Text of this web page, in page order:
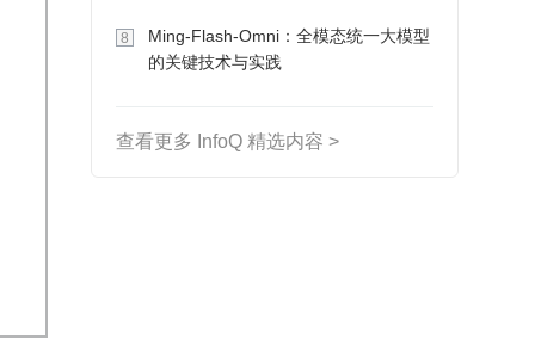
8
Ming-Flash-Omni：全模态统一大模型
的关键技术与实践
查看更多 InfoQ 精选内容 >